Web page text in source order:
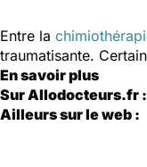
Entre la
traumatisante.
En savoir plus
Sur Allodocteurs.fr :
Ailleurs sur le web :